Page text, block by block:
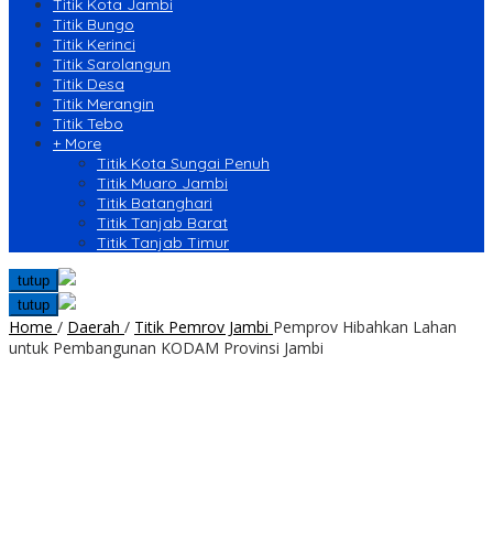
Titik Kota Jambi
Titik Bungo
Titik Kerinci
Titik Sarolangun
Titik Desa
Titik Merangin
Titik Tebo
+ More
Titik Kota Sungai Penuh
Titik Muaro Jambi
Titik Batanghari
Titik Tanjab Barat
Titik Tanjab Timur
tutup
tutup
Home / Daerah / Titik Pemrov Jambi Pemprov Hibahkan Lahan
untuk Pembangunan KODAM Provinsi Jambi